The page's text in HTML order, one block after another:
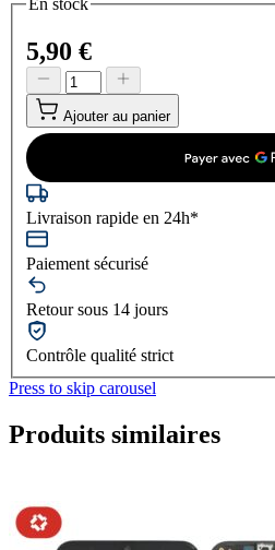
5,90 €
Ajouter au panier
Livraison rapide en 24h*
Paiement sécurisé
Retour sous 14 jours
Contrôle qualité strict
Press to skip carousel
Produits similaires